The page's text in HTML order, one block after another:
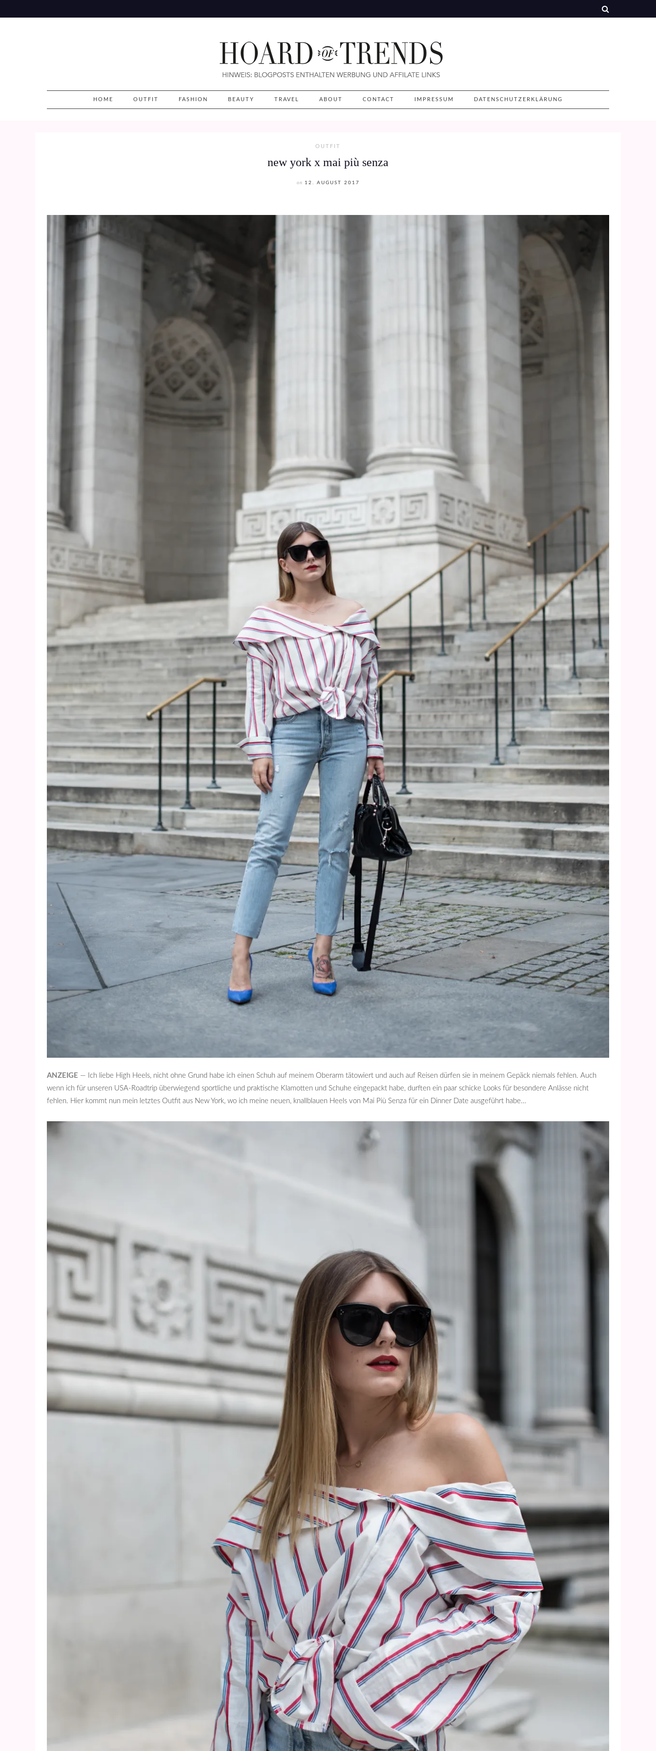
to
HOME OUTFIT FASHION BEAUTY TRAVEL ABOUT CONTACT IMPRESSUM DATENSCHUTZERKLÄRUNG
OUTFIT
new york x mai più senza
on 12. AUGUST 2017
ANZEIGE — Ich liebe High Heels, nicht ohne Grund habe ich einen Schuh auf meinem Oberarm tätowiert und auch auf Reisen dürfen sie in meinem Gepäck niemals fehlen. Auch
wenn ich für unseren USA-Roadtrip überwiegend sportliche und praktische Klamotten und Schuhe eingepackt habe, durften ein paar schicke Looks für besondere Anlässe nicht
fehlen. Hier kommt nun mein letztes Outfit aus New York, wo ich meine neuen, knallblauen Heels von Mai Più Senza für ein Dinner Date ausgeführt habe…